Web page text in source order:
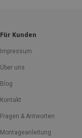
Für Kunden
Impressum
Über uns
Blog
Kontakt
Fragen & Antworten
Montageanleitung